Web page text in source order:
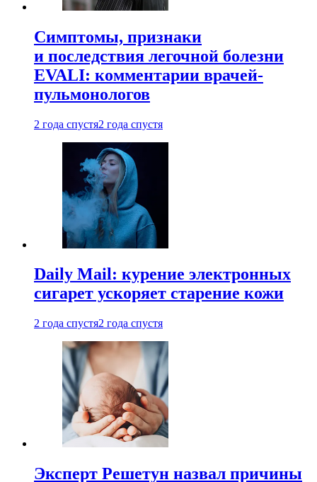
Симптомы, признаки
и последствия легочной болезни
EVALI: комментарии врачей-
пульмонологов
2 года спустя2 года спустя
Daily Mail: курение электронных
сигарет ускоряет старение кожи
2 года спустя2 года спустя
Эксперт Решетун назвал причины